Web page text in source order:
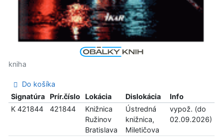
kniha
Do košíka
Signatúra
Prír.číslo Lokácia Dislokácia
Info
K 421844
421844
Knižnica
Ružinov
Bratislava
Ústredná
knižnica,
Miletičova
vypož. (do
02.09.2026)